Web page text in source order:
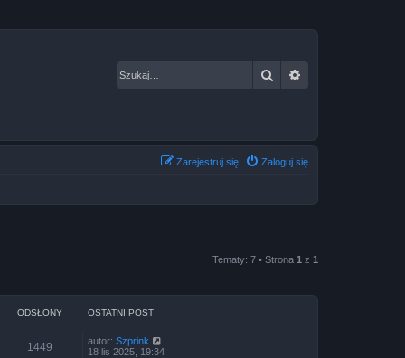
Szukaj
Zaloguj się
Zarejestruj się
Tematy: 7 • Strona 1 z 1
ODSŁONY OSTATNI POST
1449 autor: Szprink
18 lis 2025, 19:34